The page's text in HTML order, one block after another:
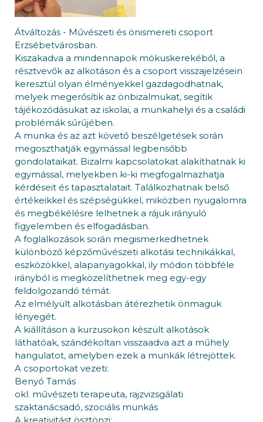
Átváltozás - Művészeti és önismereti csoport
Erzsébetvárosban.
Kiszakadva a mindennapok mókuskerekéből, a
résztvevők az alkotáson és a csoport visszajelzésein
keresztül olyan élményekkel gazdagodhatnak,
melyek megerősítik az önbizalmukat, segítik
tájékozódásukat az iskolai, a munkahelyi és a családi
problémák sűrűjében.
A munka és az azt követő beszélgetések során
megoszthatják egymással legbensőbb
gondolataikat. Bizalmi kapcsolatokat alakíthatnak ki
egymással, melyekben ki-ki megfogalmazhatja
kérdéseit és tapasztalatait. Találkozhatnak belső
értékeikkel és szépségükkel, miközben nyugalomra
és megbékélésre lelhetnek a rájuk irányuló
figyelemben és elfogadásban.
A foglalkozások során megismerkedhetnek
különböző képzőművészeti alkotási technikákkal,
eszközökkel, alapanyagokkal, ily módon többféle
irányból is megközelíthetnek meg egy-egy
feldolgozandó témát.
Az elmélyült alkotásban átérezhetik önmaguk
lényegét.
A kiállításon a kurzusokon készült alkotások
láthatóak, szándékoltan visszaadva azt a műhely
hangulatot, amelyben ezek a munkák létrejöttek.
A csoportokat vezeti:
Benyó Tamás
okl. művészeti terapeuta, rajzvizsgálati
szaktanácsadó, szociális munkás